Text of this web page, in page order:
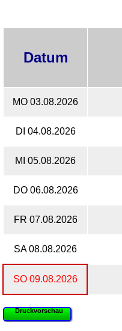
Datum
MO 03.08.2026
DI 04.08.2026
MI 05.08.2026
DO 06.08.2026
FR 07.08.2026
SA 08.08.2026
SO 09.08.2026
Druckvorschau